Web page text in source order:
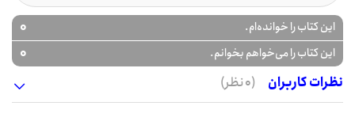
این کتاب را خوانده‌ام. 0
این کتاب را می‌خواهم بخوانم.
0
نظرات کاربران
(0 نظر)